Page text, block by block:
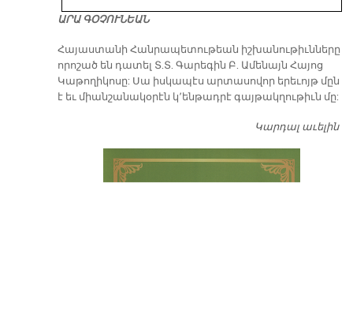
ԱՐԱ ԳՕՉՈՒՆԵԱՆ
​Հայաստանի Հանրապետութեան իշխանութիւնները
որոշած են դատել Տ.Տ. Գարեգին Բ. Ամենայն Հայոց
Կաթողիկոսը: Սա իսկապէս արտասովոր երեւոյթ մըն
է եւ միանշանակօրէն կ՚ենթադրէ գայթակղութիւն մը:
Կարդալ աւելին